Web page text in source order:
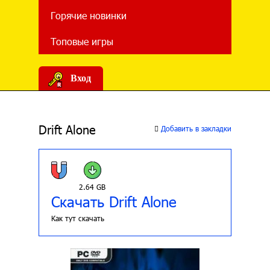
Горячие новинки
Топовые игры
Вход
Drift Alone Добавить в закладки
2.64 GB
Скачать Drift Alone
Как тут скачать